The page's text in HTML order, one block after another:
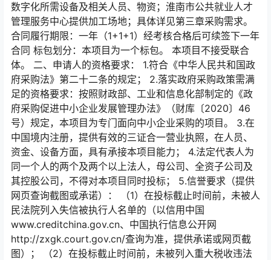
数字化所需设备及相关人员、物资；淮南市公共就业人才
管理服务中心提供加工场地；具体详见第三章采购需求。
合同履行期限：一年（1+1+1）经考核合格后可续签下一年
合同 标包划分：本项目为一个标包。 本项目不接受联合
体。 二、申请人的资格要求： 1.符合《中华人民共和国政
府采购法》第二十二条的规定； 2.落实政府采购政策需满
足的资格要求：按照财政部、工业和信息化部制定的《政
府采购促进中小企业发展管理办法》（财库〔2020〕46
号）规定，本项目为专门面向中小企业采购的项目。 3.在
中国境内注册，提供有效的三证合一营业执照，在人员、
资金、设备方面，具有承接本项目能力； 4.法定代表人为
同一个人的两个及两个以上法人，母公司、全资子公司及
其控股公司，不得对本项目同时投标； 5.信誉要求（提供
网页查询截图或承诺）： （1）在投标截止时间前，未被人
民法院列入失信被执行人名单的（以信用中国
www.creditchina.gov.cn、中国执行信息公开网
http://zxgk.court.gov.cn/查询为准，提供承诺或网页截
图）； （2）在投标截止时间前，未被列入重大税收违法